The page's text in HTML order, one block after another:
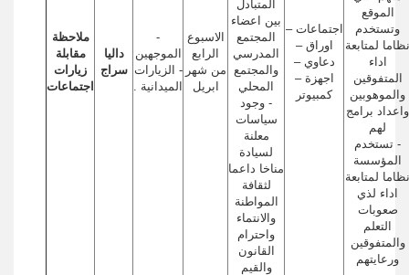
الموقع
وتستخدم
نظاما لمتابعة
اداء
المتفوقين
والموهوبين
واعداد برامج
لهم
- تستخدم
المؤسسة
نظاما لمتابعة
اداء لذي
صعوبات
التعلم
والمتفوقين
ورعايتهم
اجتماعات –
اوراق –
دعاوي –
اجهزة –
كمبيوتر
المتبادل
بين اعضاء
المجتمع
المدرسي
والمجتمع
المحلي
- وجود
سياسات
معلنة
لسيادة
مناخا داعما
لثقافة
المواطنة
والانتماء
واحترام
القانون
والقيم
الاسبوع
الرابع
من شهر
ابريل
-
الموجهين
- الزيارات
الميدانية .
داليا
سراج
ملاحظة
مقابلة
زيارات
اجتماعات